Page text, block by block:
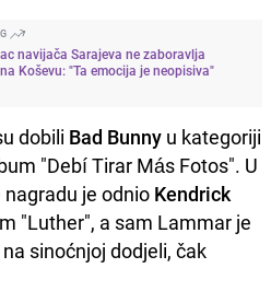
navijača Sarajeva ne zaboravlja
Koševu: "Ta emocija je neopisiva"
dobili Bad Bunny u kategoriji
"Debí Tirar Más Fotos". U
je odnio Kendrick
"Luther", a sam Lammar je
sinoćnjoj dodjeli, čak